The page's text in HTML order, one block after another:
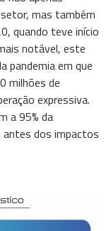
mas também
quando teve início
notável, este
pandemia em que
milhões de
expressiva.
a 95% da
dos impactos